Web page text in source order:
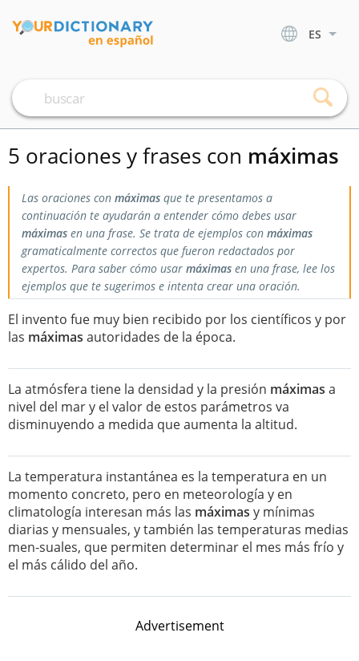
ES
5 oraciones y frases con máximas
Las oraciones con máximas que te presentamos a
continuación te ayudarán a entender cómo debes usar
máximas en una frase. Se trata de ejemplos con máximas
gramaticalmente correctos que fueron redactados por
expertos. Para saber cómo usar máximas en una frase, lee los
ejemplos que te sugerimos e intenta crear una oración.
El invento fue muy bien recibido por los científicos y por
las máximas autoridades de la época.
La atmósfera tiene la densidad y la presión máximas a
nivel del mar y el valor de estos parámetros va
disminuyendo a medida que aumenta la altitud.
La temperatura instantánea es la temperatura en un
momento concreto, pero en meteorología y en
climatología interesan más las máximas y mínimas
diarias y mensuales, y también las temperaturas medias
men-suales, que permiten determinar el mes más frío y
el más cálido del año.
Advertisement